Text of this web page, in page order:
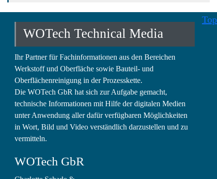
Top
WOTech Technical Media
Ihr Partner für Fachinformationen aus den Bereichen
Werkstoff und Oberfläche sowie Bauteil- und
Oberflächenreinigung in der Prozesskette.
Die WOTech GbR hat sich zur Aufgabe gemacht,
technische Informationen mit Hilfe der digitalen Medien
unter Anwendung aller dafür verfügbaren Möglichkeiten
in Wort, Bild und Video verständlich darzustellen und zu
vermitteln.
WOTech GbR